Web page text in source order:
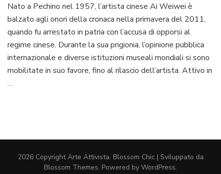
Nato a Pechino nel 1957, l’artista cinese Ai Weiwei è
balzato agli onori della cronaca nella primavera del 2011,
quando fu arrestato in patria con l’accusa di opporsi al
regime cinese. Durante la sua prigionia, l’opinione pubblica
internazionale e diverse istituzioni museali mondiali si sono
mobilitate in suo favore, fino al rilascio dell’artista. Attivo in
…
2026 CopyrightArte Attivista. Blossom Chic | Sviluppato da
Blossom Themes. Powered by WordPress.